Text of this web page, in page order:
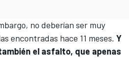
no deberían ser muy
encontradas hace 11 meses. Y
el asfalto, que apenas